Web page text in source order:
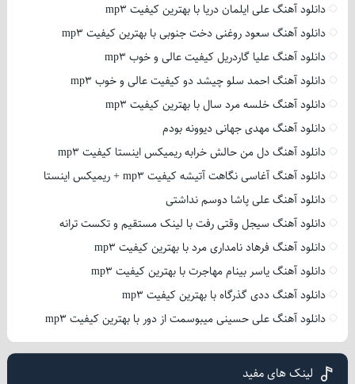
دانلود آهنگ علی ایلمان دریا با بهترین کیفیت mp3
دانلود آهنگ سعود روغنی دخت جنوبی با بهترین کیفیت mp3
دانلود آهنگ علیا گاردریل کیفیت عالی و خوب mp3
دانلود آهنگ احمد سلو چیشد دو کیفیت عالی و خوب mp3
دانلود آهنگ خلسه مرد سال با بهترین کیفیت mp3
دانلود آهنگ مهدی جهانی دیوونه بودم
دانلود آهنگ دل من حالش خرابه ریمیکس اینستا کیفیت mp3
دانلود آهنگ آغاسی نگاهت آتیشه کیفیت mp3 + ریمیکس اینستا
دانلود آهنگ علی پاشا دوسم نداشتی
دانلود آهنگ سیجل وقتی رفت با لینک مستقیم و تکست ترانه
دانلود آهنگ فرهاد نامداری مرد با بهترین کیفیت mp3
دانلود آهنگ یاسر بینام مهاجرت با بهترین کیفیت mp3
دانلود آهنگ ددی گذرگاه با بهترین کیفیت mp3
دانلود آهنگ علی حسینی میبوسمت از دور با بهترین کیفیت mp3
لینک های مفید